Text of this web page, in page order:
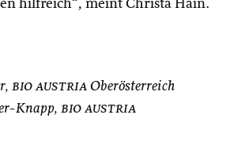
hilfreich“, meint Christa Hain.
bio austria Oberösterreich
Knapp, bio austria